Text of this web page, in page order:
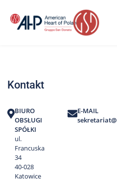
treści
Strefa
Edukacja
Pacjenta
O
nas
Marki
Kontakt
BIURO
OBSŁUGI
SPÓŁKI
ul.
Francuska
34
40-028
Katowice
E-MAIL